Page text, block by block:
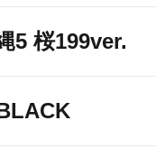
5 桜199ver.